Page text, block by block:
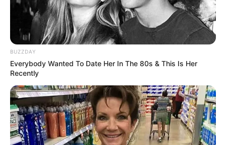
Knoblauchbutter
und Zitrone
April 2, 2024
Title: Lachs mit Knoblauchbutter und Zitrone:
Eine Delikatesse der deutschen Küche
BUZZDAY
Everybody Wanted To Date Her In The 80s & This Is Her
Recently